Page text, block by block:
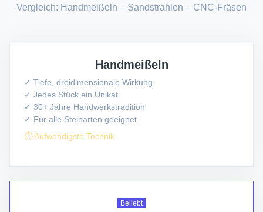
Vergleich: Handmeißeln – Sandstrahlen – CNC-Fräsen
Handmeißeln
✓ Tiefe, dreidimensionale Wirkung
✓ Jedes Stück ein Unikat
✓ 30+ Jahre Handwerkstradition
✓ Für alle Steinarten geeignet
⏱ Aufwendigste Technik
Beliebt